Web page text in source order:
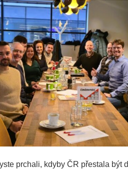
prchali, kdyby ČR přestala být